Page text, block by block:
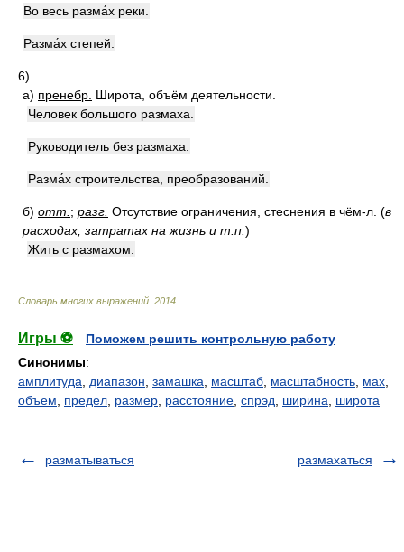
Во весь разма́х реки.
Разма́х степей.
6)
а) пренебр. Широта, объём деятельности.
Человек большого размаха.
Руководитель без размаха.
Разма́х строительства, преобразований.
б) отт. ; разг. Отсутствие ограничения, стеснения в чём-л. (в
расходах, затратах на жизнь и т.п. )
Жить с размахом.
Словарь многих выражений 2014
Игры ⚽
Поможем решить контрольную работу
Синонимы:
амплитуда
диапазон замашка масштаб масштабность мах
объем
предел размер расстояние спрэд ширина широта
разматываться размахаться